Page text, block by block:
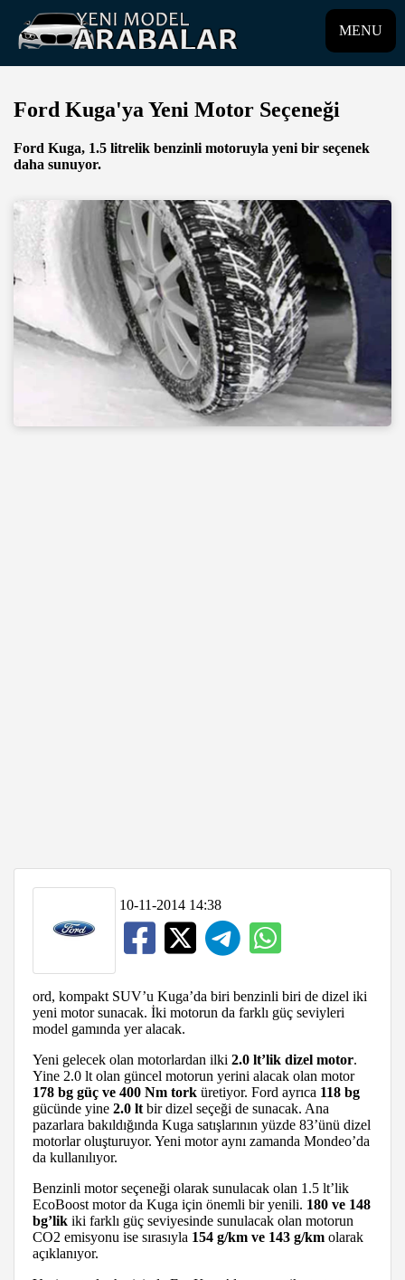
MENU
Ford Kuga'ya Yeni Motor Seçeneği
Ford Kuga, 1.5 litrelik benzinli motoruyla yeni bir seçenek
daha sunuyor.
10-11-2014 14:38
ord, kompakt SUV’u Kuga’da biri benzinli biri de dizel iki
yeni motor sunacak. İki motorun da farklı güç seviyleri
model gamında yer alacak.
Yeni gelecek olan motorlardan ilki 2.0 lt’lik dizel motor.
Yine 2.0 lt olan güncel motorun yerini alacak olan motor
178 bg güç ve 400 Nm tork üretiyor. Ford ayrıca 118 bg
gücünde yine 2.0 lt bir dizel seçeği de sunacak. Ana
pazarlara bakıldığında Kuga satışlarının yüzde 83’ünü dizel
motorlar oluşturuyor. Yeni motor aynı zamanda Mondeo’da
da kullanılıyor.
Benzinli motor seçeneği olarak sunulacak olan 1.5 lt’lik
EcoBoost motor da Kuga için önemli bir yenili. 180 ve 148
bg’lik iki farklı güç seviyesinde sunulacak olan motorun
CO2 emisyonu ise sırasıyla 154 g/km ve 143 g/km olarak
açıklanıyor.